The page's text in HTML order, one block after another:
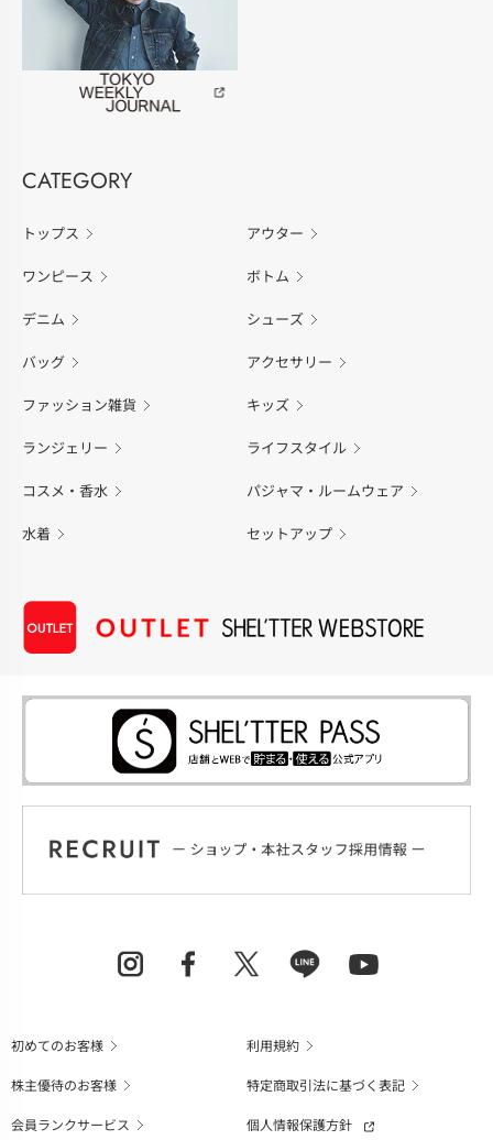
CATEGORY
トップス アウター
ワンピース ボトム
デニム シューズ
バッグ アクセサリー
ファッション雑貨 キッズ
ランジェリー ライフスタイル
コスメ・香水 パジャマ・ルームウェア
水着 セットアップ
初めてのお客様
利用規約
株主優待のお客様
特定商取引法に基づく表記
会員ランクサービス
個人情報保護方針